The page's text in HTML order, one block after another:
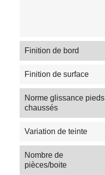
Finition de bord
Finition de surface
Norme glissance pieds
chaussés
Variation de teinte
Nombre de
pièces/boite